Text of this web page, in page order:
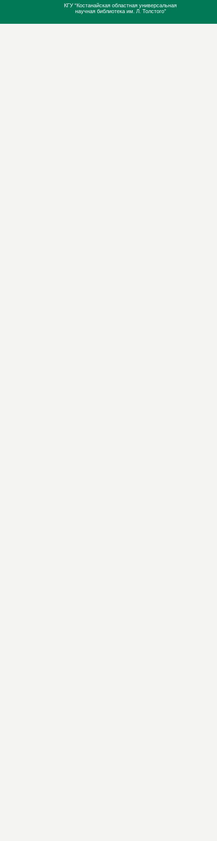
КГУ “Костанайская областная универсальная
научная библиотека им. Л. Толстого”